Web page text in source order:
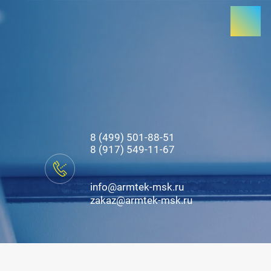
8 (499) 501-88-51
8 (917) 549-11-67
info@armtek-msk.ru
zakaz@armtek-msk.ru